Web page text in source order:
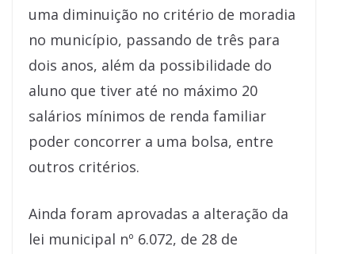
uma diminuição no critério de moradia
no município, passando de três para
dois anos, além da possibilidade do
aluno que tiver até no máximo 20
salários mínimos de renda familiar
poder concorrer a uma bolsa, entre
outros critérios.
Ainda foram aprovadas a alteração da
lei municipal nº 6.072, de 28 de